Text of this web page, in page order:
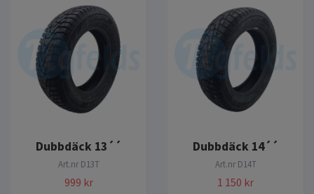
Dubbdäck 13´´
Art.nrD13T
999 kr
Dubbdäck 14´´
Art.nrD14T
1 150 kr